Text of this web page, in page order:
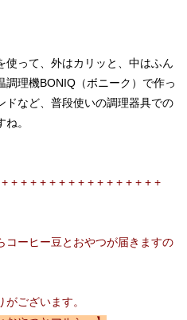
使って、外はカリッと、中はふん
調理機BONIQ（ボニーク）で作っ
ドなど、普段使いの調理器具での
。
+ + + + + + + + + + + + + + + +
コーヒー豆とおやつが届きますの
ございます。